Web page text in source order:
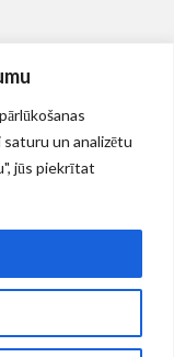
un analizētu
jūs piekrītat